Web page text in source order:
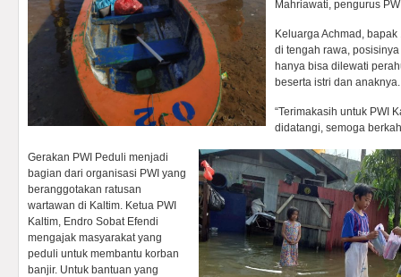
Mahriawati, pengurus
Keluarga Achmad,
di tengah rawa,
hanya bisa dilewati
beserta istri dan anaknya.
“Terimakasih untuk PWI
didatangi, semoga
Gerakan PWI Peduli menjadi
bagian dari organisasi PWI yang
beranggotakan ratusan
wartawan di Kaltim. Ketua PWI
Kaltim, Endro Sobat Efendi
mengajak masyarakat yang
peduli untuk membantu korban
banjir. Untuk bantuan yang